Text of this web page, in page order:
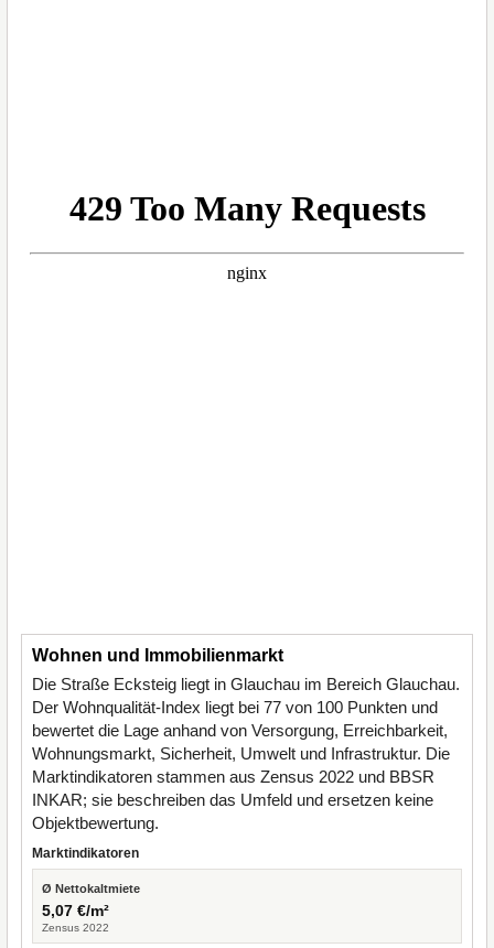
Wohnen und Immobilienmarkt
Die Straße Ecksteig liegt in Glauchau im Bereich Glauchau.
Der Wohnqualität-Index liegt bei 77 von 100 Punkten und
bewertet die Lage anhand von Versorgung, Erreichbarkeit,
Wohnungsmarkt, Sicherheit, Umwelt und Infrastruktur. Die
Marktindikatoren stammen aus Zensus 2022 und BBSR
INKAR; sie beschreiben das Umfeld und ersetzen keine
Objektbewertung.
Marktindikatoren
Ø Nettokaltmiete
5,07 €/m²
Zensus 2022